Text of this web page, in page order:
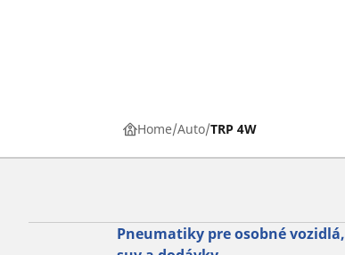
Home Auto TRP 4W
Pneumatiky pre osobné vozidlá,